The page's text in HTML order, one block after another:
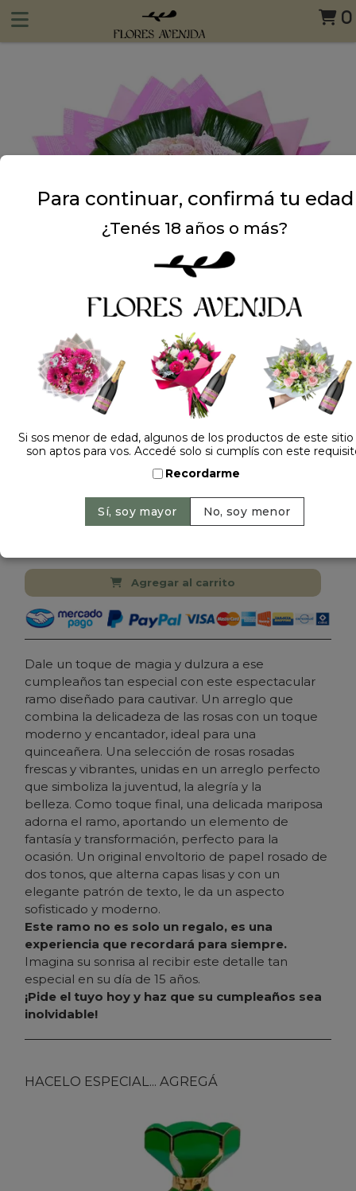
0
Dejá tu opinión
RAMO DE 15 ROSAS ROSADAS CON PAPEL
COREANO
Agregar al carrito
Dale un toque de magia y dulzura a ese
cumpleaños tan especial con este espectacular
ramo diseñado para cautivar. Un arreglo que
combina la delicadeza de las rosas con un toque
moderno y encantador, ideal para una
quinceañera. Una selección de rosas rosadas
frescas y vibrantes, unidas en un arreglo perfecto
que simboliza la juventud, la alegría y la
belleza. Como toque final, una delicada mariposa
adorna el ramo, aportando un elemento de
fantasía y transformación, perfecto para la
ocasión. Un original envoltorio de papel rosado de
dos tonos, que alterna capas lisas y con un
elegante patrón de texto, le da un aspecto
sofisticado y moderno.
Este ramo no es solo un regalo, es una
experiencia que recordará para siempre.
Imagina su sonrisa al recibir este detalle tan
especial en su día de 15 años.
¡Pide el tuyo hoy y haz que su cumpleaños sea
inolvidable!
HACELO ESPECIAL... AGREGÁ
Para continuar, confirmá tu edad
¿Tenés 18 años o más?
Si sos menor de edad, algunos de los productos de este
son aptos para vos. Accedé solo si cumplís con este
Recordarme